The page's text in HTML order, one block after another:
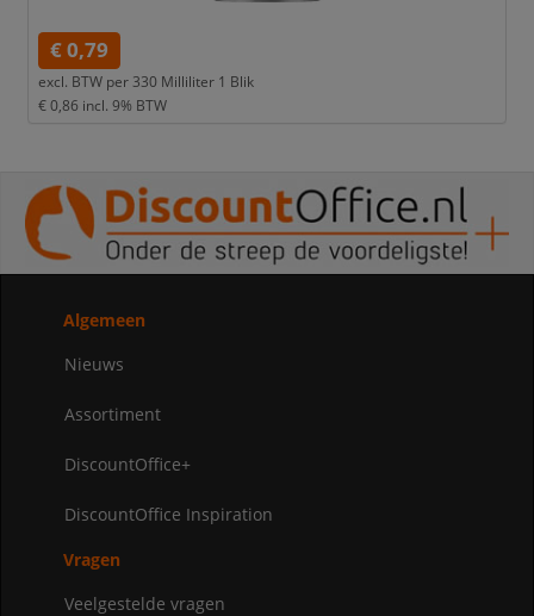
€ 0,79
excl. BTW per 330 Milliliter 1 Blik
€ 0,86 incl. 9% BTW
Algemeen
Nieuws
Assortiment
DiscountOffice+
DiscountOffice Inspiration
Vragen
Veelgestelde vragen